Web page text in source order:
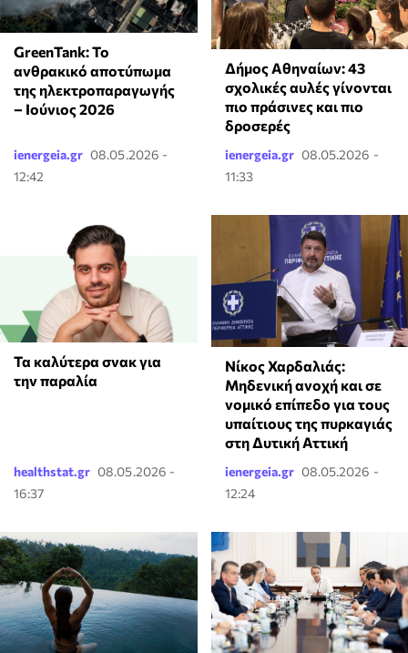
GreenTank: Το
ανθρακικό αποτύπωμα
της ηλεκτροπαραγωγής
– Ιούνιος 2026
ienergeia.gr 08.05.2026 -
12:42
Δήμος Αθηναίων: 43
σχολικές αυλές γίνονται
πιο πράσινες και πιο
δροσερές
ienergeia.gr 08.05.2026 -
11:33
Τα καλύτερα σνακ για
την παραλία
healthstat.gr 08.05.2026 -
16:37
Νίκος Χαρδαλιάς:
Μηδενική ανοχή και σε
νομικό επίπεδο για τους
υπαίτιους της πυρκαγιάς
στη Δυτική Αττική
ienergeia.gr 08.05.2026 -
12:24